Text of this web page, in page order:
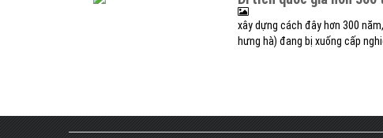
xây dựng cách đây hơn 300
hưng hà) đang bị xuống cấp